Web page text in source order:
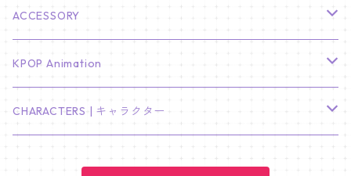
J-HOPE
S.COUPS
ジョンハン
Stray Kids
バンチャン
リノ
TXT
ヨンジュン
ENHYPEN
ミニ壁掛けカレンダー
韓国語単語カード
プレミアム写真集
ステッカー&粘着メモ紙セット
Light Stick Pouch
BT21
Stray Kids
MANIAC ENCORE
SKZOO
01/01 WINTER
01/16 SEUNGKWAN
02/01 DOYOUNG
ACCESSORY
PIERCE
EARRING
KPOP Animation
KPop Demon Hunters
CHARACTERS | キャラクター